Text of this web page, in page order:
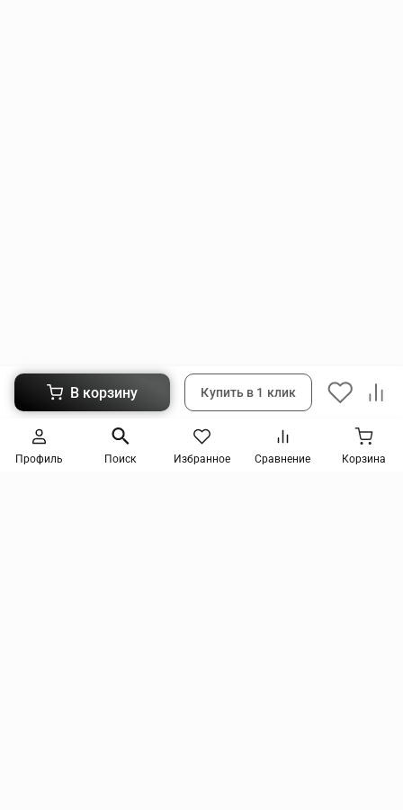
В корзину Купить в 1 клик
Следите за новинками и акциями
Профиль Поиск Избранное Сравнение Корзина